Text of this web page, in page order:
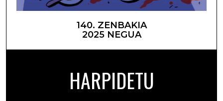
140. ZENBAKIA
2025 NEGUA
HARPIDETU